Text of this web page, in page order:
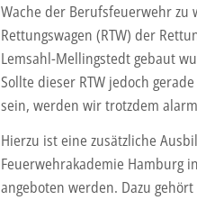
Wache der Berufsfeuerwehr zu
Rettungswagen (RTW) der
Lemsahl-Mellingstedt gebaut
Sollte dieser RTW jedoch
sein, werden wir trotzdem
Hierzu ist eine zusätzliche
Feuerwehrakademie Hamburg
angeboten werden. Dazu